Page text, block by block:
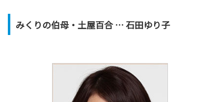
みくりの伯母・土屋百合 … 石田ゆり子